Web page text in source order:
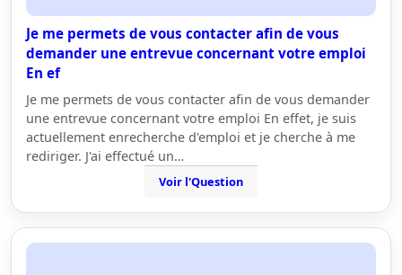
Je me permets de vous contacter afin de vous
demander une entrevue concernant votre emploi
En ef
Je me permets de vous contacter afin de vous demander
une entrevue concernant votre emploi En effet, je suis
actuellement enrecherche d'emploi et je cherche à me
rediriger. J'ai effectué un…
Voir l'Question